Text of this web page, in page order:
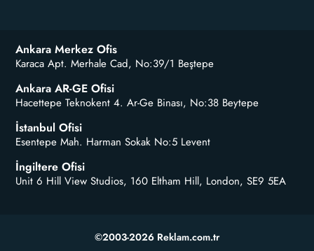
Ankara Merkez Ofis
Karaca Apt. Merhale Cad, No:39/1 Beştepe
Ankara AR-GE Ofisi
Hacettepe Teknokent 4. Ar-Ge Binası, No:38 Beytepe
İstanbul Ofisi
Esentepe Mah. Harman Sokak No:5 Levent
İngiltere Ofisi
Unit 6 Hill View Studios, 160 Eltham Hill, London, SE9 5EA
©2003-2026 Reklam.com.tr